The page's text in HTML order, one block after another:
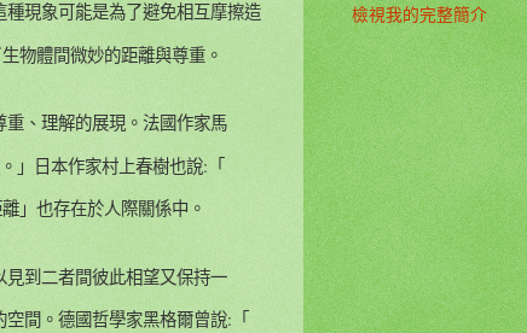
現象可能是為了避免相互摩擦造
物體間微妙的距離與尊重。
重、理解的展現。法國作家馬
」日本作家村上春樹也說:「
」也存在於人際關係中。
到二者間彼此相望又保持一
間。德國哲學家黑格爾曾說:「
檢視我的完整簡介